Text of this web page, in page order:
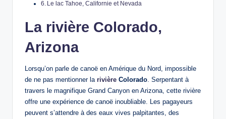
Le lac Tahoe, Californie et Nevada
La rivière Colorado,
Arizona
Lorsqu’on parle de canoë en Amérique du Nord, impossible
de ne pas mentionner la rivière Colorado . Serpentant à
travers le magnifique Grand Canyon en Arizona, cette rivière
offre une expérience de canoë inoubliable. Les pagayeurs
peuvent s’attendre à des eaux vives palpitantes, des